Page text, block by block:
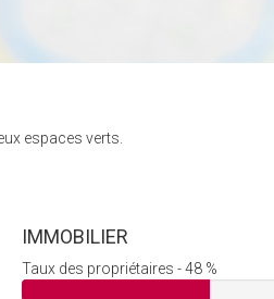
espaces verts.
IMMOBILIER
Taux des propriétaires - 48 %